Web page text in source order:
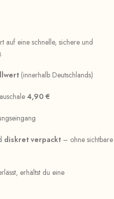
auf eine schnelle, sichere und
(innerhalb Deutschlands)
4,90 €
diskret verpackt – ohne sichtbare
erhältst du eine